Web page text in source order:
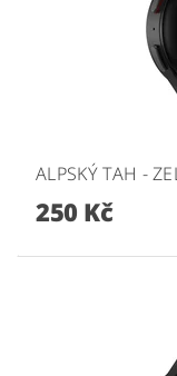
ALPSKÝ TAH -
250 Kč